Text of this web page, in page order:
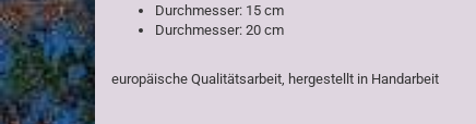
Durchmesser: 15 cm
Durchmesser: 20 cm
europäische Qualitätsarbeit, hergestellt in Handarbeit